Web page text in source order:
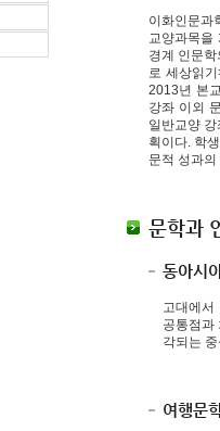
이화인문과
교양과목을
경계 인문
로 세상읽
2013년 본
강좌 이외
일반교양
획이다. 학
문적 성과
문학과
동아시
고대에
공통점과
각되는
여행문